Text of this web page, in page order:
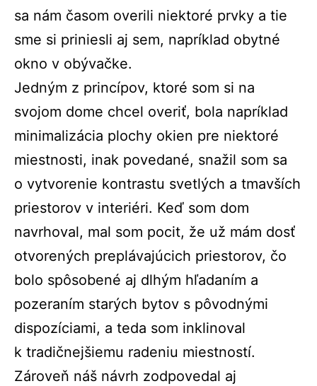
sa nám časom overili niektoré prvky a tie
sme si priniesli aj sem, napríklad obytné
okno v obývačke.
Jedným z princípov, ktoré som si na
svojom dome chcel overiť, bola napríklad
minimalizácia plochy okien pre niektoré
miestnosti, inak povedané, snažil som sa
o vytvorenie kontrastu svetlých a tmavších
priestorov v interiéri. Keď som dom
navrhoval, mal som pocit, že už mám dosť
otvorených preplávajúcich priestorov, čo
bolo spôsobené aj dlhým hľadaním a
pozeraním starých bytov s pôvodnými
dispozíciami, a teda som inklinoval
k tradičnejšiemu radeniu miestností.
Zároveň náš návrh zodpovedal aj